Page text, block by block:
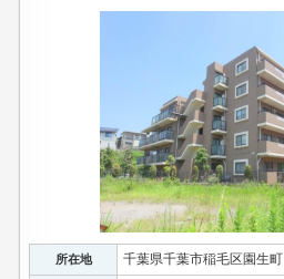
所在地 千葉県千葉市稲毛区園生町